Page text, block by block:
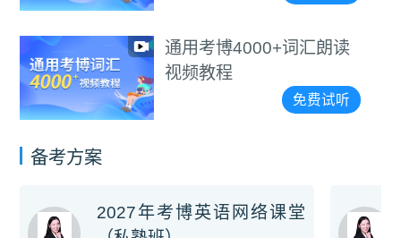
通用考博4000+词汇朗读
视频教程
免费试听
备考方案
2027年考博英语网络课堂